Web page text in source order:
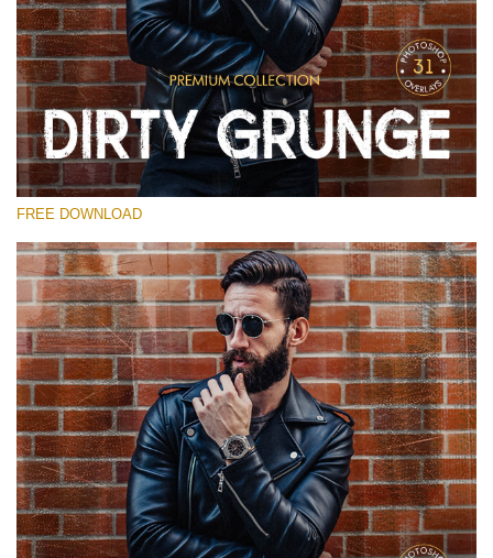
Te rog selecteaza
Free Photoshop Overlay
Small 800*533px
Dirty Grunge
(31 Overlays)
Entire Collection
(1783 Overlays)
Large 6000*4000px
Descărcare gratuită
FREE DOWNLOAD